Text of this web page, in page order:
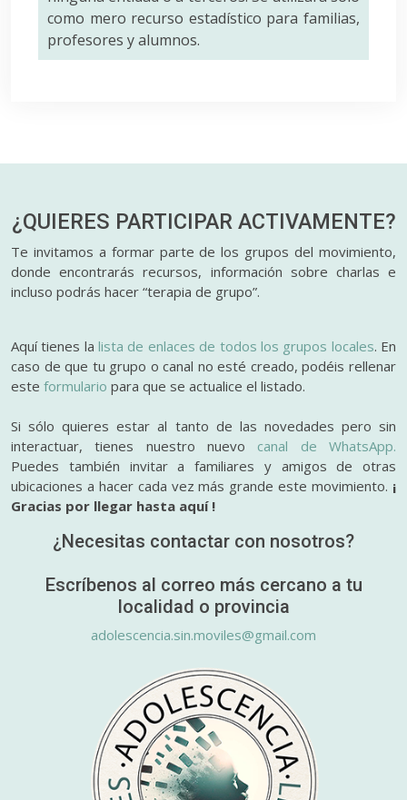
como mero recurso estadístico para familias,
profesores y alumnos.
¿QUIERES PARTICIPAR ACTIVAMENTE?
Te invitamos a formar parte de los grupos del movimiento,
donde encontrarás recursos, información sobre charlas e
incluso podrás hacer “terapia de grupo”.
Aquí tienes lalista de enlaces de todos los grupos locales. En
caso de que tu grupo o canal no esté creado, podéis rellenar
este formulario para que se actualice el listado.
Si sólo quieres estar al tanto de las novedades pero sin
interactuar, tienes nuestro nuevo canal de WhatsApp.
Puedes también invitar a familiares y amigos de otras
ubicaciones a hacer cada vez más grande este movimiento. ¡
Gracias por llegar hasta aquí !
¿Necesitas contactar con nosotros?
Escríbenos al correo más cercano a tu
localidad o provincia
adolescencia.sin.moviles@gmail.com